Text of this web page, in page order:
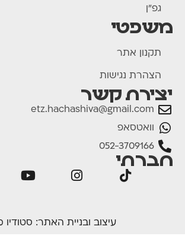
גפ"ן
משפטי
תקנון אתר
הצהרת נגישות
יצירת קשר
etz.hachashiva@gmail.com
וואטסאפ
052-3709166
חברתי
עיצוב ובניית האתר: סטודיו